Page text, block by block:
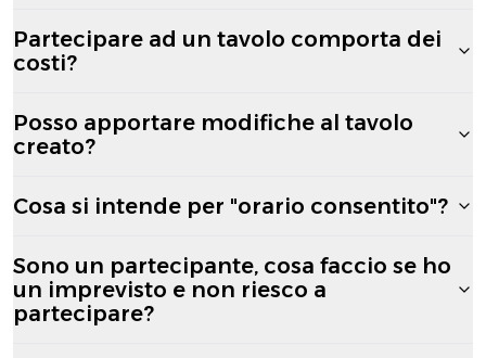
Partecipare ad un tavolo comporta dei
costi?
Posso apportare modifiche al tavolo
creato?
Cosa si intende per "orario consentito"?
Sono un partecipante, cosa faccio se ho
un imprevisto e non riesco a
partecipare?